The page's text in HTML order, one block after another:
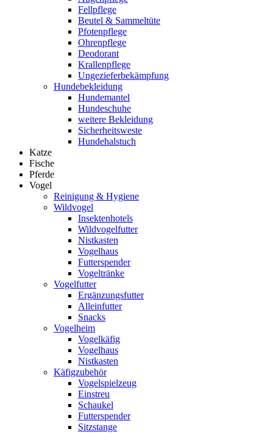
Fellpflege
Beutel & Sammeltüte
Pfotenpflege
Ohrenpflege
Deodorant
Krallenpflege
Ungezieferbekämpfung
Hundebekleidung
Hundemantel
Hundeschuhe
weitere Bekleidung
Sicherheitsweste
Hundehalstuch
Katze
Fische
Pferde
Vogel
Reinigung & Hygiene
Wildvogel
Insektenhotels
Wildvogelfutter
Nistkasten
Vogelhaus
Futterspender
Vogeltränke
Vogelfutter
Ergänzungsfutter
Alleinfutter
Snacks
Vogelheim
Vogelkäfig
Vogelhaus
Nistkasten
Käfigzubehör
Vogelspielzeug
Einstreu
Schaukel
Futterspender
Sitzstange